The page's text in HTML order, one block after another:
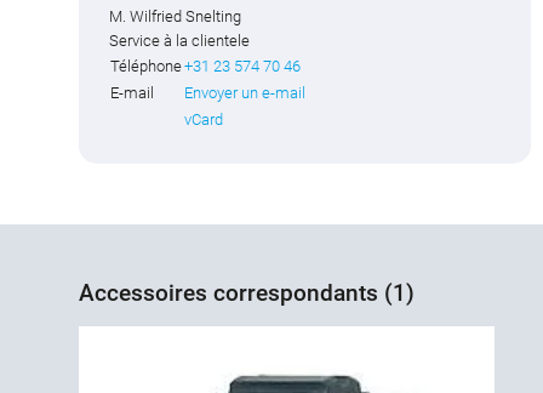
M. Wilfried Snelting
Service à la clientele
Téléphone+31 23 574 70 46
E-mail
Envoyer un e-mail
vCard
Accessoires correspondants (1)